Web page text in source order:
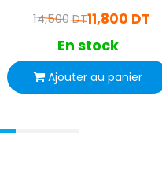
11,800 DT
14,500 DT
En stock
Ajouter au panier